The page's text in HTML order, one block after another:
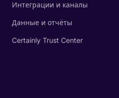
Интеграции и каналы
Данные и отчёты
Certainly Trust Center